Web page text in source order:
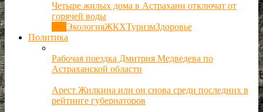
Четыре жилых дома в Астрахани отключат от
горячей воды
ЭкологияЖКХТуризмЗдоровье
Политика
Рабочая поездка Дмитрия Медведева по
Астраханской области
Арест Жилкина или он снова среди последних в
рейтинге губернаторов